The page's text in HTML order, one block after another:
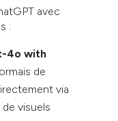
avec
:
4o with
de
via
visuels